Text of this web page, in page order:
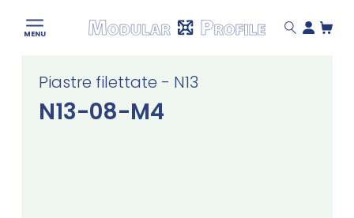
content
MENU
Modular
Piastre filettate - N13
N13-08-M4